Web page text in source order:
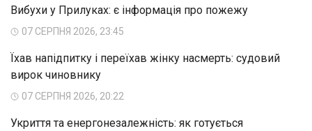
Вибухи у Прилуках: є інформація про пожежу
07 СЕРПНЯ 2026, 23:45
Їхав напідпитку і переїхав жінку насмерть: судовий
вирок чиновнику
07 СЕРПНЯ 2026, 20:22
Укриття та енергонезалежність: як готується